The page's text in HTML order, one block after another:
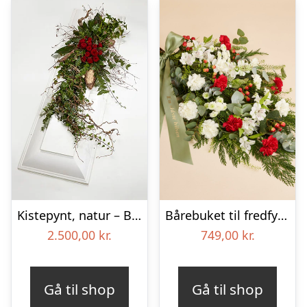
Kistepynt, natur – Blomster til begravelse
2.500,00 kr.
Gå til shop
Bårebuket til fredfyldt kærlighed med bånd
749,00 kr.
Gå til shop